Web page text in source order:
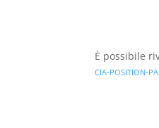
È possibile
CIA-POSITION-